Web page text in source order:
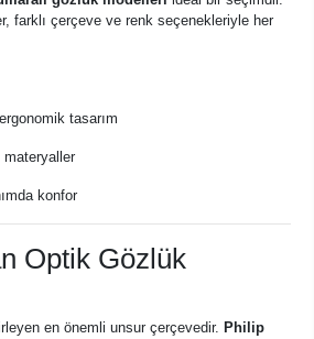
farklı çerçeve ve renk seçenekleriyle her
tasarım
materyaller
konfor
Optik Gözlük
en önemli unsur çerçevedir. Philip